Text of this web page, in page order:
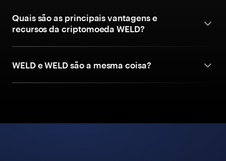
Quais são as principais vantagens e
recursos da criptomoeda WELD?
WELD e WELD são a mesma coisa?